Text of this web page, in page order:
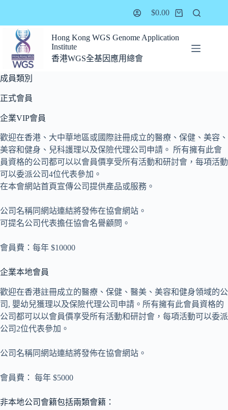
$0.00
Hong Kong WGS Genome Application
Institute
香港WGS全基因應用總會
成員類別
正式會員
企業VIP會員
歡迎在香港、大中華地區或國際註冊成立的醫療、保健、美容、
美容和健身、兒科護理以及保險代理公司申請。 所有擁有此會
員資格的公司都可以以會員價享受所有活動和研討會，每項活動
可以委派公司4位代表參加。
在本會網站首頁宣傳公司提供產品或服務。
公司名稱同網站連結將發佈在協會網站。
可提名公司代表擔任協會名譽顧問。
會員費：每年 $10000
企業本地會員
歡迎在香港註冊成立的醫療、保健、醫美、美容和健身領域的公
司, 嬰幼兒獲理以及保險代理公司申請。所有擁有此會員資格的
公司都可以以會員價享受所有活動和研討會，每項活動可以委派
公司2位代表參加。
公司名稱同網站連結將發佈在協會網站。
會員費： 每年 $5000
非本地公司會籍包括兩類會籍：